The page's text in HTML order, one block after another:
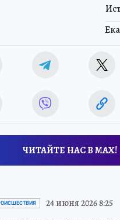
ЧИТАЙТЕ НАС В МАХ!
24 июня 2026 8:25